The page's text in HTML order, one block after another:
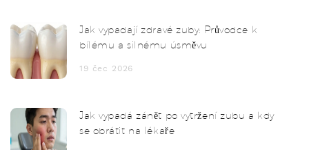
Jak vypadají zdravé zuby: Průvodce k
bílému a silnému úsměvu
19 čec 2026
Jak vypadá zánět po vytržení zubu a kdy
se obrátit na lékaře